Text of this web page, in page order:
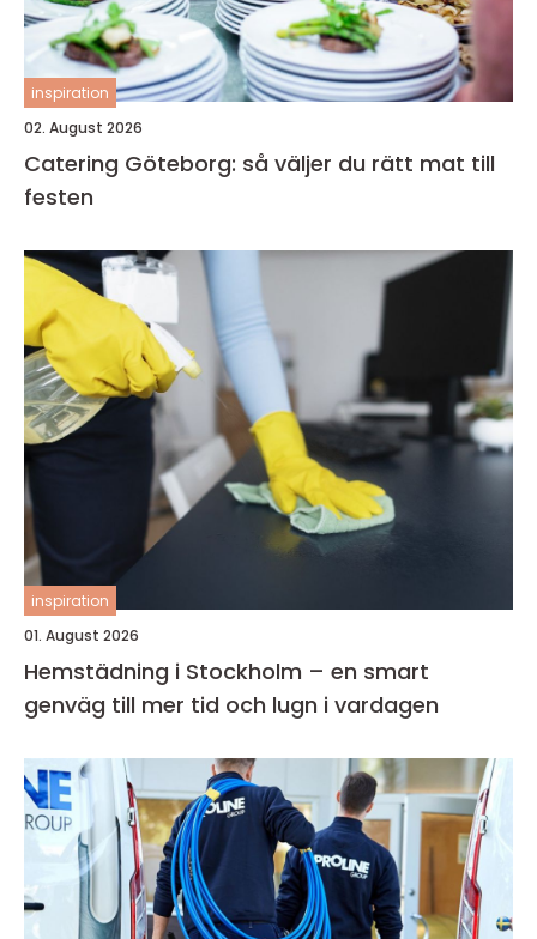
inspiration
02. August 2026
Catering Göteborg: så väljer du rätt mat till
festen
inspiration
01. August 2026
Hemstädning i Stockholm – en smart
genväg till mer tid och lugn i vardagen